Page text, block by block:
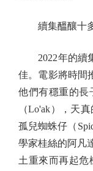
續集醞釀十多
2022年的續集
佳。電影將時間
他們有穩重的長
（Lo'ak），天
孤兒蜘蛛仔（
學家桂絲的阿凡
土重來而再起危